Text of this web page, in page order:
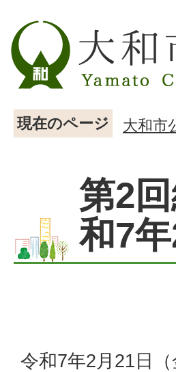
現在のページ 大和市
第2
和7
令和7年2月21日